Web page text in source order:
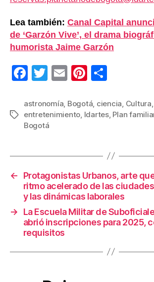
Lea también: Canal Capital
de ‘Garzón Vive’, el drama
humorista Jaime Garzón
F
c
e
o
o
k
T
tt
er
E
ail
Pi
er
e
m
p
tir
Etiquetas
astronomía Bogotá ciencia Cultura
entretenimiento Idartes, Plan
Bogotá
←
Protagonistas Urbanos, arte
ritmo acelerado de las
y las dinámicas laborales
→
La Escuela Militar de
abrió inscripciones para 2025,
requisitos